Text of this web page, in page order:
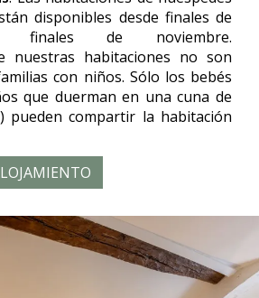
disponibles desde finales de
finales de noviembre.
nuestras habitaciones no son
con niños. Sólo los bebés
que duerman en una cuna de
pueden compartir la habitación